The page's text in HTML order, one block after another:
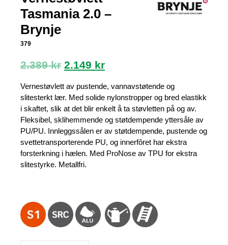
Tasmania 2.0 –
Brynje
379
2.389kr Opprinnelig
var:
2.389 kr.
2.149 krNåværende
er:
2.149 kr.
Vernestøvlett av pustende, vannavstøtende og
slitesterkt lær. Med solide nylonstropper og bred elastikk
i skaftet, slik at det blir enkelt å ta støvletten på og av.
Fleksibel, sklihemmende og støtdempende yttersåle av
PU/PU. Innleggssålen er av støtdempende, pustende og
svettetransporterende PU, og innerfôret har ekstra
forsterkning i hælen. Med ProNose av TPU for ekstra
slitestyrke. Metallfri.